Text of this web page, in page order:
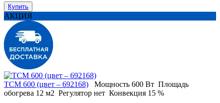
Купить
АКЦИЯ
ТСМ 600 (цвет – 692168) Мощность 600 Вт Площадь
обогрева 12 м2 Регулятор нет Конвекция 15 %